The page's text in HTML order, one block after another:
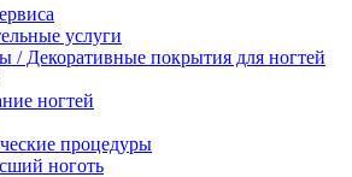
услуги
/ Декоративные покрытия для ногтей
ногтей
процедуры
ноготь